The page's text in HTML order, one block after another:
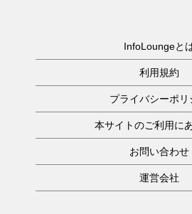
InfoLoungeと
利用規約
プライバシーポリ
本サイトのご利用に
お問い合わせ
運営会社